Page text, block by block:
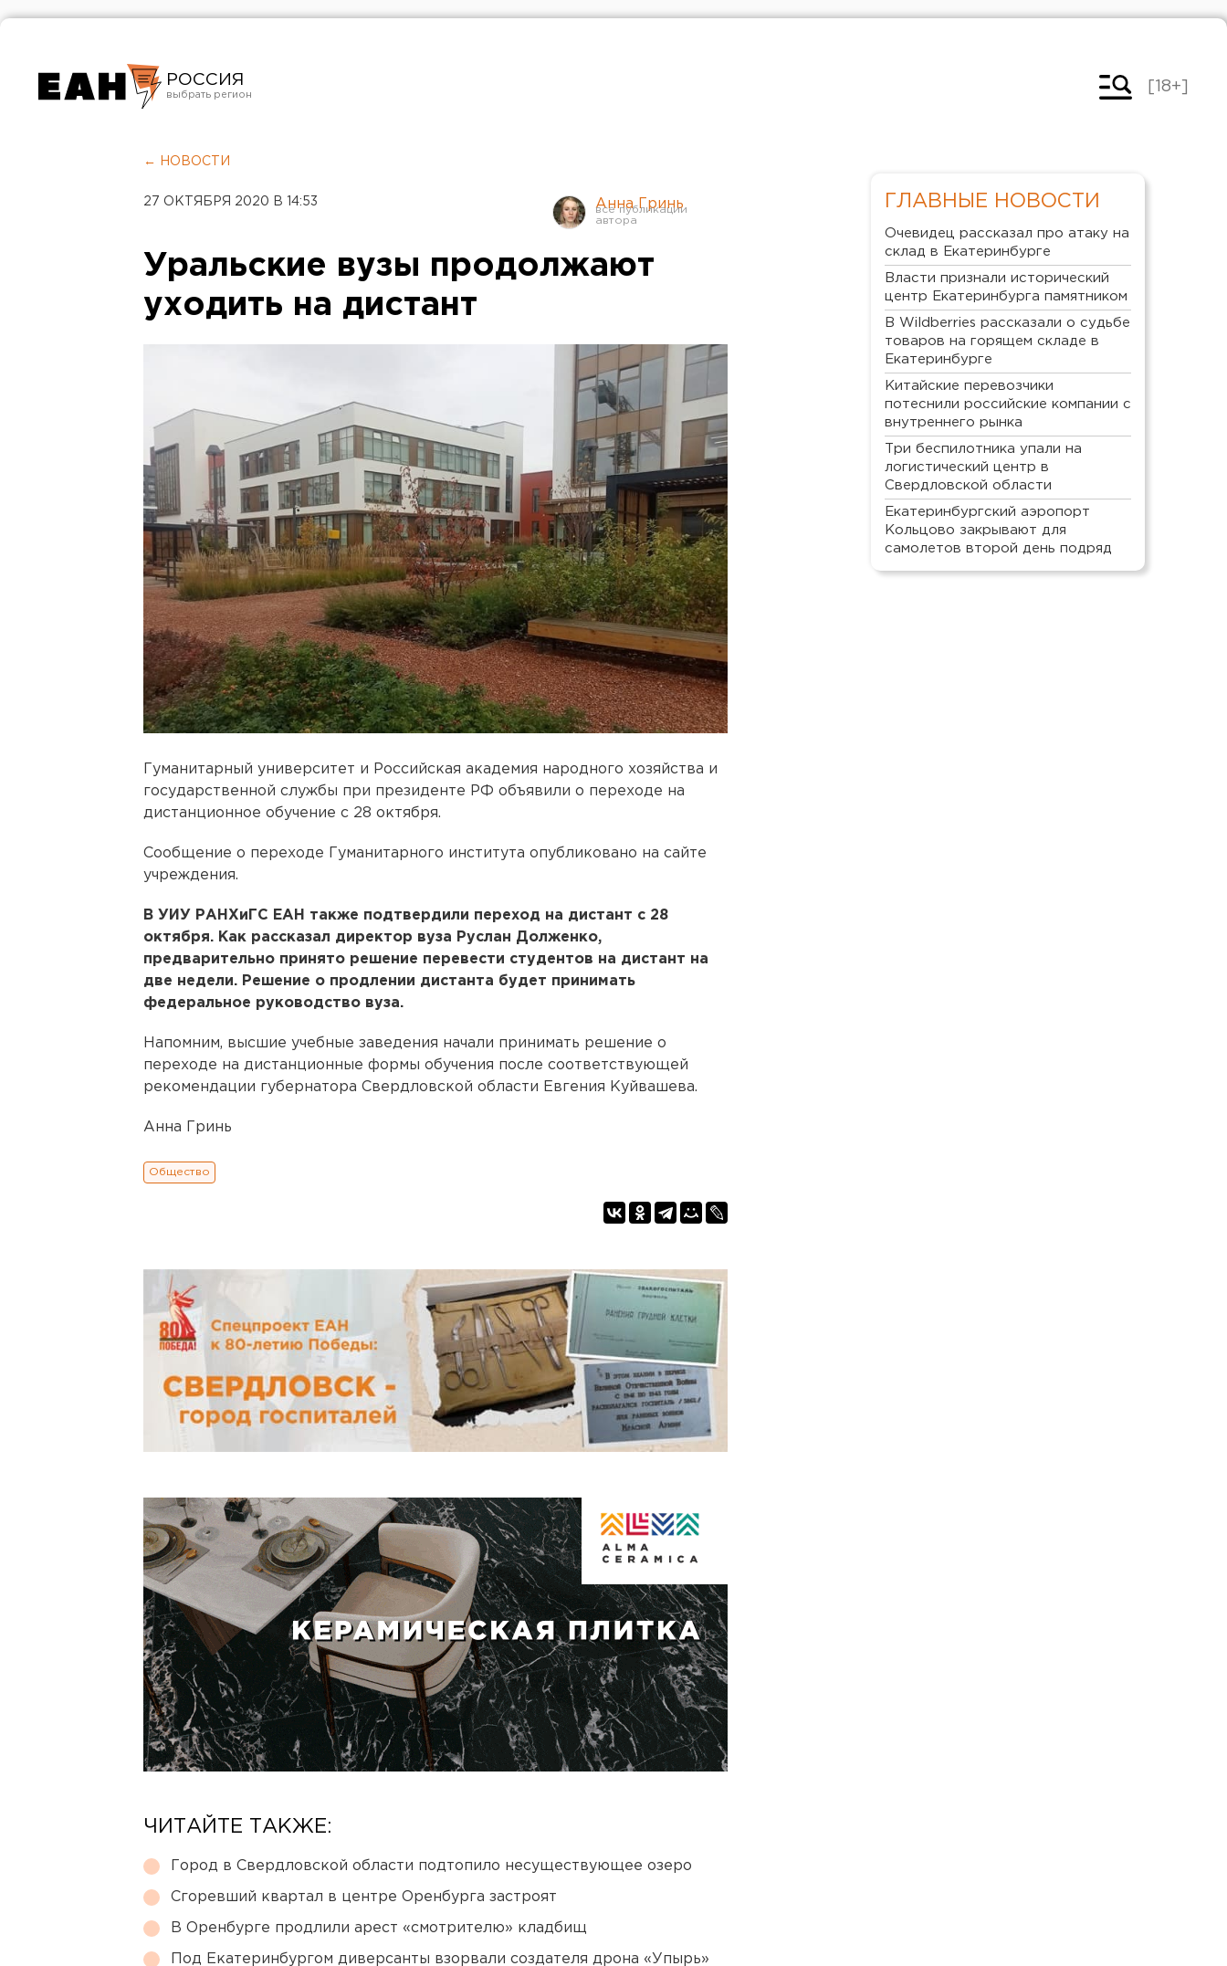
РОССИЯ
Челябинск
[18+]
← НОВОСТИ
27 ОКТЯБРЯ 2020 В 14:53 Анна Гринь
Уральские вузы продолжают
уходить на дистант
Гуманитарный университет и Российская академия народного хозяйства и
государственной службы при президенте РФ объявили о переходе на
дистанционное обучение с 28 октября.
Сообщение о переходе Гуманитарного института опубликовано на сайте
учреждения.
В УИУ РАНХиГС ЕАН также подтвердили переход на дистант с 28
октября. Как рассказал директор вуза Руслан Долженко,
предварительно принято решение перевести студентов на дистант на
две недели. Решение о продлении дистанта будет принимать
федеральное руководство вуза.
Напомним, высшие учебные заведения начали принимать решение о
переходе на дистанционные формы обучения после соответствующей
рекомендации губернатора Свердловской области Евгения Куйвашева.
Анна Гринь
Общество
ЧИТАЙТЕ ТАКЖЕ:
Город в Свердловской области подтопило несуществующее озеро
Сгоревший квартал в центре Оренбурга застроят
В Оренбурге продлили арест «смотрителю» кладбищ
Под Екатеринбургом диверсанты взорвали создателя дрона «Упырь»
ГЛАВНЫЕ НОВОСТИ
Очевидец рассказал про атаку на
склад в Екатеринбурге
Власти признали исторический
центр Екатеринбурга памятником
В Wildberries рассказали о судьбе
товаров на горящем складе в
Екатеринбурге
Китайские перевозчики
потеснили российские компании с
внутреннего рынка
Три беспилотника упали на
логистический центр в
Свердловской области
Екатеринбургский аэропорт
Кольцово закрывают для
самолетов второй день подряд